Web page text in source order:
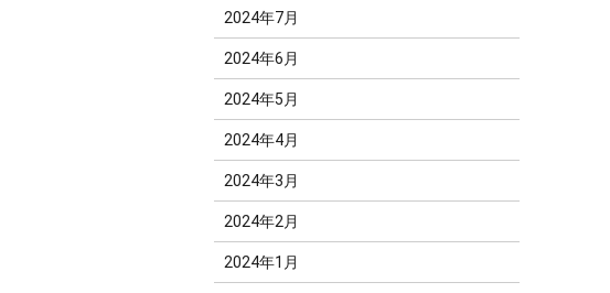
2024年7月
2024年6月
2024年5月
2024年4月
2024年3月
2024年2月
2024年1月